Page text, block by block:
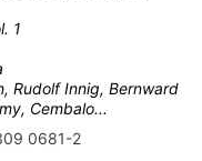
1
Rudolf Innig, Bernward
Cembalo...
0681-2